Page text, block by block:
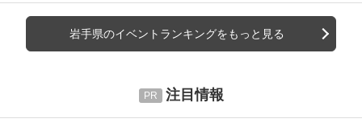
岩手県のイベントランキングをもっと見る
注目情報